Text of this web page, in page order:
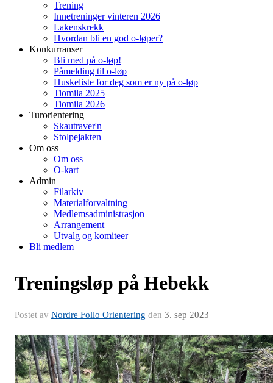
Trening
Innetreninger vinteren 2026
Lakenskrekk
Hvordan bli en god o-løper?
Konkurranser
Bli med på o-løp!
Påmelding til o-løp
Huskeliste for deg som er ny på o-løp
Tiomila 2025
Tiomila 2026
Turorientering
Skautraver'n
Stolpejakten
Om oss
Om oss
O-kart
Admin
Filarkiv
Materialforvaltning
Medlemsadministrasjon
Arrangement
Utvalg og komiteer
Bli medlem
Treningsløp på Hebekk
Postet av Nordre Follo Orientering den 3. sep 2023